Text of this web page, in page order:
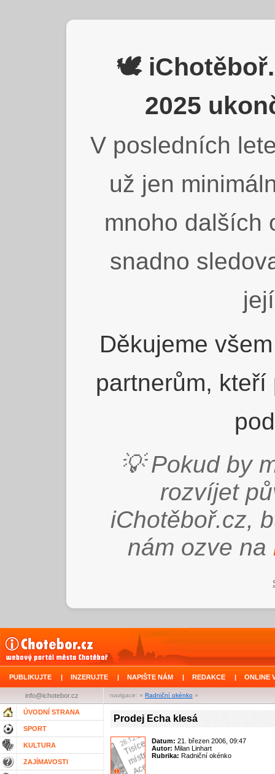
🕊️
2025
V posledních
už jen
mnoho dalších
snadno
Děkujeme
partnerům,
💡 Pokud by
rozvíjet
iChotěboř.cz,
nám ozve na
PUBLIKUJTE | INZERUJTE | NAPIŠTE NÁM | REDAKCE | ONLINE
navigace: » Radniční okénko »
info@ichotebor.cz
ÚVODNÍ STRANA
SPORT
KULTURA
ZAJÍMAVOSTI
Prodej Echa klesá
Datum: 21. březen 2006, 09:47
Autor: Milan Linhart
Rubrika: Radniční okénko